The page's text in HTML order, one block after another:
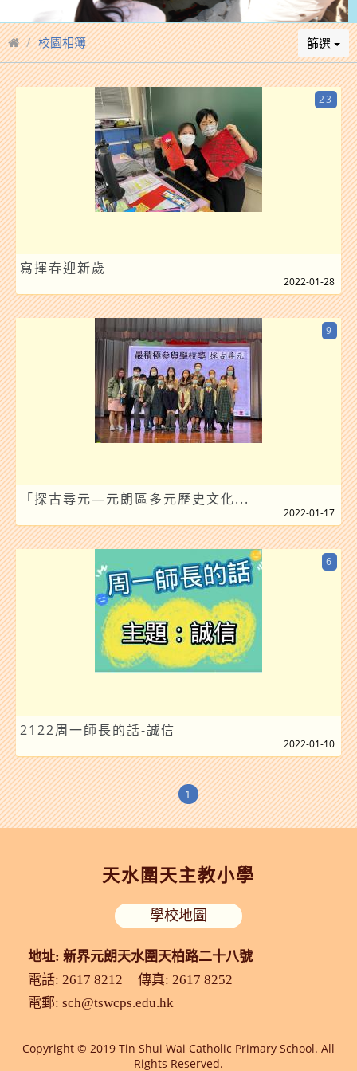
校園相簿 篩選
寫揮春迎新歲
23
2022-01-28
「探古尋元—元朗區多元歷史文化...
9
2022-01-17
2122周一師長的話-誠信
6
2022-01-10
1
天水圍天主教小學
地址: 新界元朗天水圍天柏路二十八號
學校地圖
電話: 2617 8212
傳真: 2617 8252
電郵: sch@tswcps.edu.hk
Copyright © 2019 Tin Shui Wai Catholic Primary School. All
Rights Reserved.